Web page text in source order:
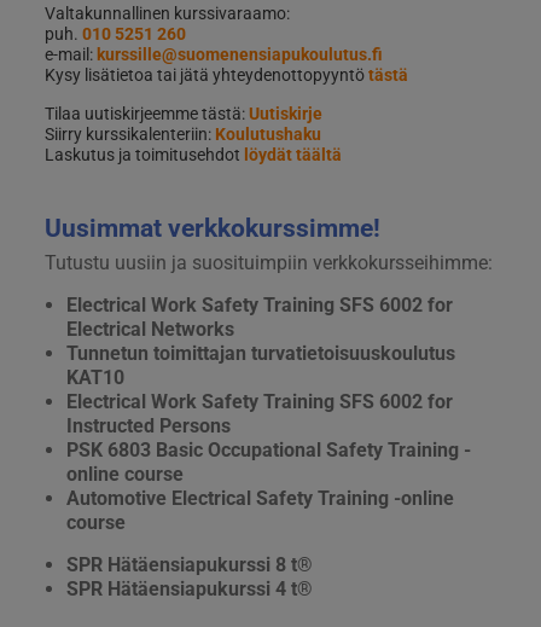
Valtakunnallinen kurssivaraamo:
puh. 010 5251 260
e-mail: kurssille@suomenensiapukoulutus.fi
Kysy lisätietoa tai jätä yhteydenottopyyntötästä
Tilaa uutiskirjeemme tästä:Uutiskirje
Siirry kurssikalenteriin: Koulutushaku
Laskutus ja toimitusehdot löydät täältä
Uusimmat verkkokurssimme!
Tutustu uusiin ja suosituimpiin verkkokursseihimme:
Electrical Work Safety Training SFS 6002 for
Electrical Networks
Tunnetun toimittajan turvatietoisuuskoulutus
KAT10
Electrical Work Safety Training SFS 6002 for
Instructed Persons
PSK 6803 Basic Occupational Safety Training -
online course
Automotive Electrical Safety Training -online
course
SPR Hätäensiapukurssi 8 t®
SPR Hätäensiapukurssi 4 t®